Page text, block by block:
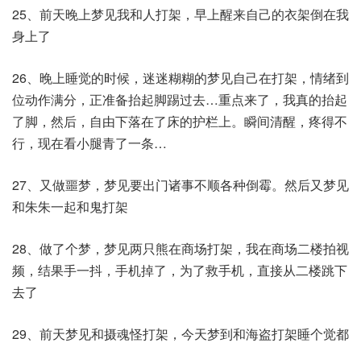
25、前天晚上梦见我和人打架，早上醒来自己的衣架倒在我
身上了
26、晚上睡觉的时候，迷迷糊糊的梦见自己在打架，情绪到
位动作满分，正准备抬起脚踢过去…重点来了，我真的抬起
了脚，然后，自由下落在了床的护栏上。瞬间清醒，疼得不
行，现在看小腿青了一条…​
27、又做噩梦，梦见要出门诸事不顺各种倒霉。然后又梦见
和朱朱一起和鬼打架​
28、做了个梦，梦见两只熊在商场打架，我在商场二楼拍视
频，结果手一抖，手机掉了，为了救手机，直接从二楼跳下
去了
29、前天梦见和摄魂怪打架，今天梦到和海盗打架睡个觉都